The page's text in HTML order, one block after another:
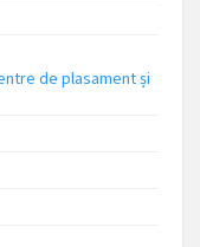
de plasament și